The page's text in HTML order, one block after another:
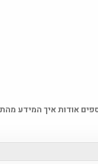
אודות איך המידע